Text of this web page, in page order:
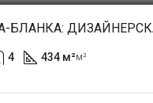
4 434 м²м²